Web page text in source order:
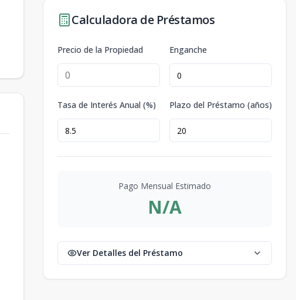
Calculadora de Préstamos
Precio de la Propiedad Enganche
Tasa de Interés Anual (%) Plazo del Préstamo (años)
Pago Mensual Estimado
N/A
Ver Detalles del Préstamo